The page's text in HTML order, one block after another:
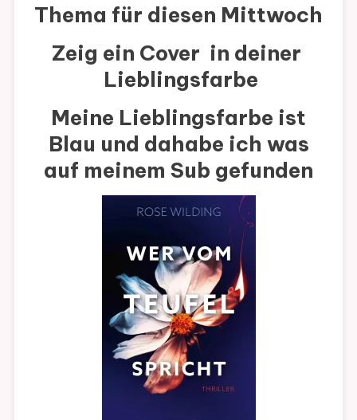
Thema für diesen Mittwoch
Zeig ein Cover in deiner
Lieblingsfarbe
Meine Lieblingsfarbe ist
Blau und dahabe ich was
auf meinem Sub gefunden